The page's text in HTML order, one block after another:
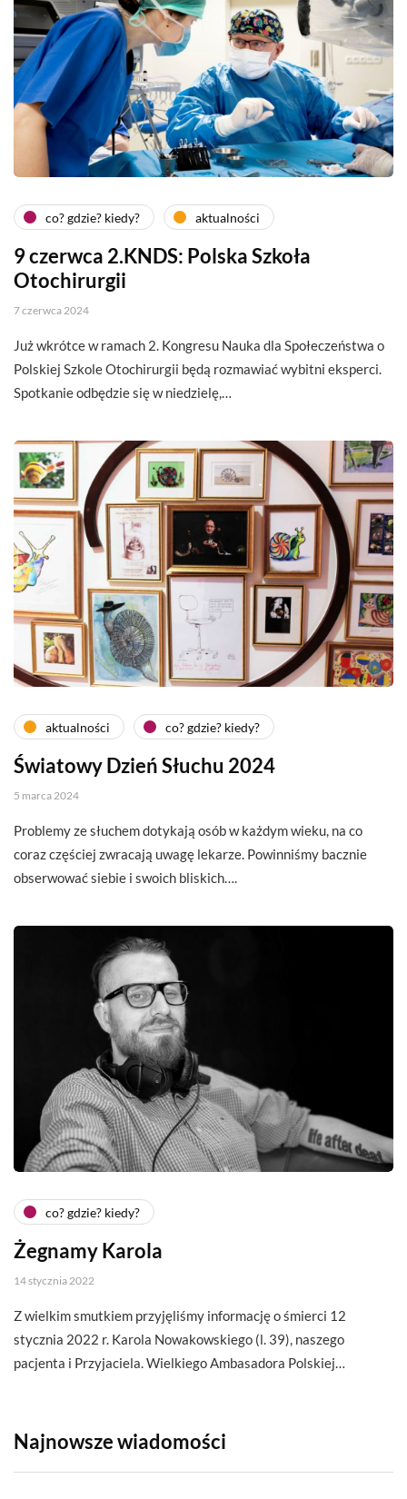
co? gdzie? kiedy? aktualności
9 czerwca 2.KNDS: Polska Szkoła
Otochirurgii
7 czerwca 2024
Już wkrótce w ramach 2. Kongresu Nauka dla Społeczeństwa o
Polskiej Szkole Otochirurgii będą rozmawiać wybitni eksperci.
Spotkanie odbędzie się w niedzielę,…
aktualności co? gdzie? kiedy?
Światowy Dzień Słuchu 2024
5 marca 2024
Problemy ze słuchem dotykają osób w każdym wieku, na co
coraz częściej zwracają uwagę lekarze. Powinniśmy bacznie
obserwować siebie i swoich bliskich….
co? gdzie? kiedy?
Żegnamy Karola
14 stycznia 2022
Z wielkim smutkiem przyjęliśmy informację o śmierci 12
stycznia 2022 r. Karola Nowakowskiego (l. 39), naszego
pacjenta i Przyjaciela. Wielkiego Ambasadora Polskiej…
Najnowsze wiadomości